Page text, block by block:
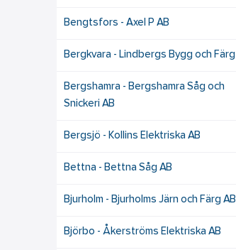
Bengtsfors - Axel P AB
Bergkvara - Lindbergs Bygg och Färg
Bergshamra - Bergshamra Såg och
Snickeri AB
Bergsjö - Kollins Elektriska AB
Bettna - Bettna Såg AB
Bjurholm - Bjurholms Järn och Färg AB
Björbo - Åkerströms Elektriska AB